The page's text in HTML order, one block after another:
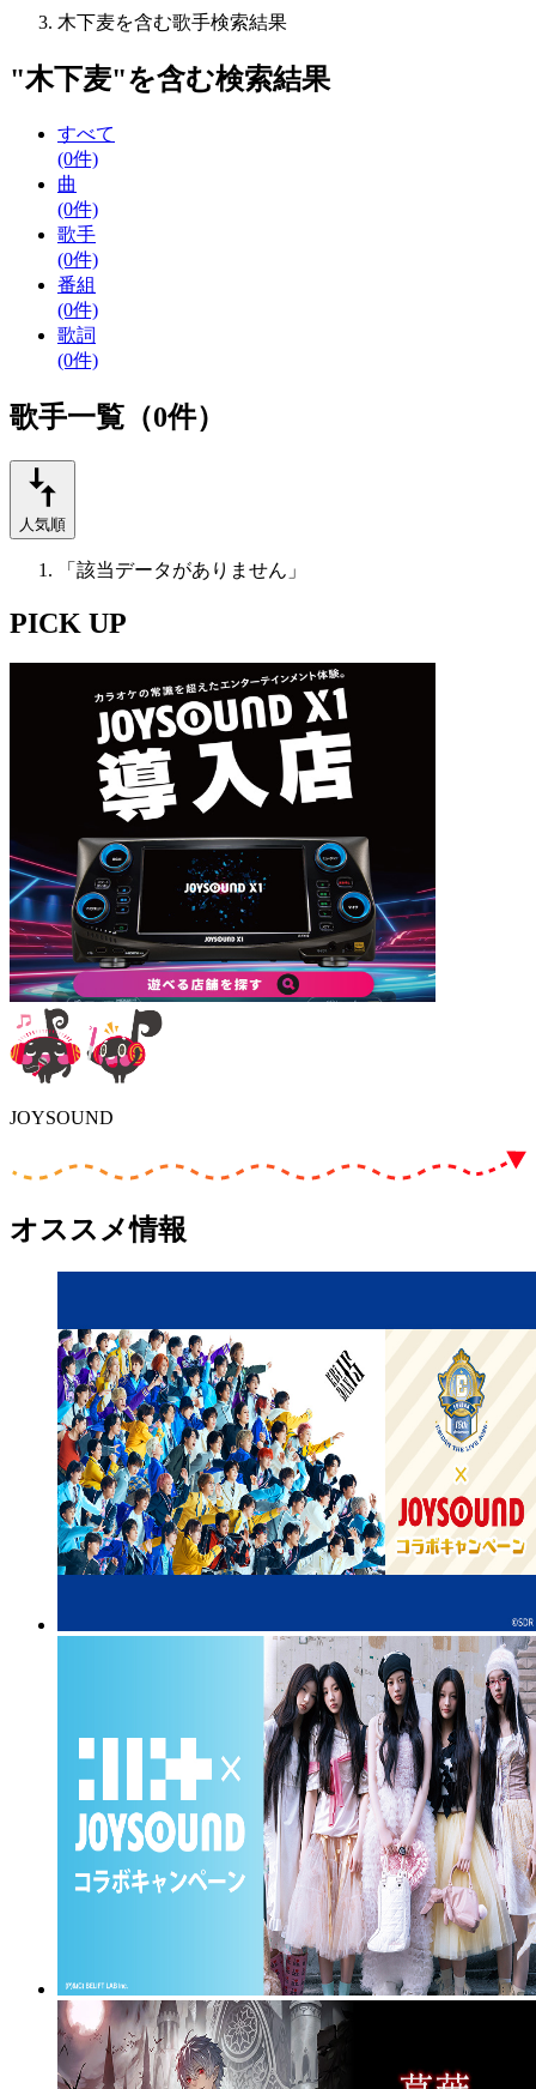
木下麦を含む歌手検索結果
"木下麦"を含む検索結果
すべて
(0件)
曲
(0件)
歌手
(0件)
番組
(0件)
歌詞
(0件)
歌手一覧（0件）
人気順
「該当データがありません」
PICK UP
JOYSOUND
オススメ情報